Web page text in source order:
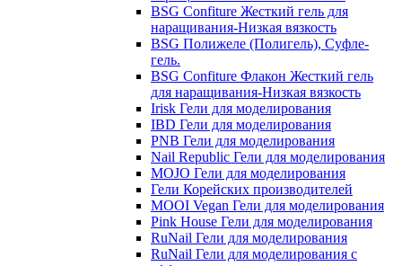
BSG Confiture Жесткий гель для
наращивания-Низкая вязкость
BSG Полижеле (Полигель), Суфле-
гель.
BSG Confiture Флакон Жесткий гель
для наращивания-Низкая вязкость
Irisk Гели для моделирования
IBD Гели для моделирования
PNB Гели для моделирования
Nail Republic Гели для моделирования
MOJO Гели для моделирования
Гели Корейских производителей
MOOI Vegan Гели для моделирования
Pink House Гели для моделирования
RuNail Гели для моделирования
RuNail Гели для моделирования с